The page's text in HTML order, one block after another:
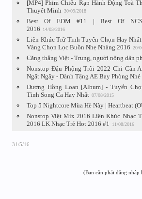
[MP4] Phim Chiếu Rạp Hành Động Toà
Thuyết Minh 30/09/2018
Best Of EDM #11 | Best Of NCS
2016
14/03/2016
Liên Khúc Trữ Tình Tuyển Chọn Hay
Vàng Chọn Lọc Buồn Nhẹ Nhàng 2016 20/
Căng thẳng Việt - Trung, người nông dân
Nonstop Đậu Phộng Trôi 2022 Chỉ Cần
Ngất Ngây - Dành Tặng AE Bay Phòng Nhé
Dương Hồng Loan [Album] - Tuyển
Tình Song Ca Hay Nhất 07/08/2015
Top 5 Nightcore Mùa Hè Này | Heartbeat
Nonstop Việt Mix 2016 Liên Khúc Nhạc
2016 LK Nhạc Trẻ Hot 2016 #1
11/08/2016
31/5/16
(Bạn cần phải đăng